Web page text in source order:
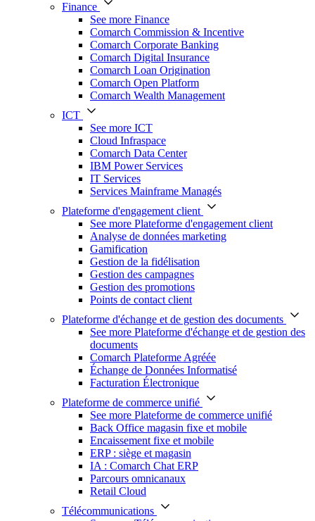
Finance
See more Finance
Comarch Commission & Incentive
Comarch Corporate Banking
Comarch Digital Insurance
Comarch Loan Origination
Comarch Open Platform
Comarch Wealth Management
ICT
See more ICT
Cloud Infraspace
Comarch Data Center
IBM Power Services
IT Services
Services Mainframe Managés
Plateforme d'engagement client
See more Plateforme d'engagement client
Analyse de données marketing
Gamification
Gestion de la fidélisation
Gestion des campagnes
Gestion des promotions
Points de contact client
Plateforme d'échange et de gestion des documents
See more Plateforme d'échange et de gestion des
documents
Comarch Plateforme Agréée
Échange de Données Informatisé
Facturation Électronique
Plateforme de commerce unifié
See more Plateforme de commerce unifié
Back Office magasin fixe et mobile
Encaissement fixe et mobile
ERP : siège et magasin
IA : Comarch Chat ERP
Parcours omnicanaux
Retail Cloud
Télécommunications